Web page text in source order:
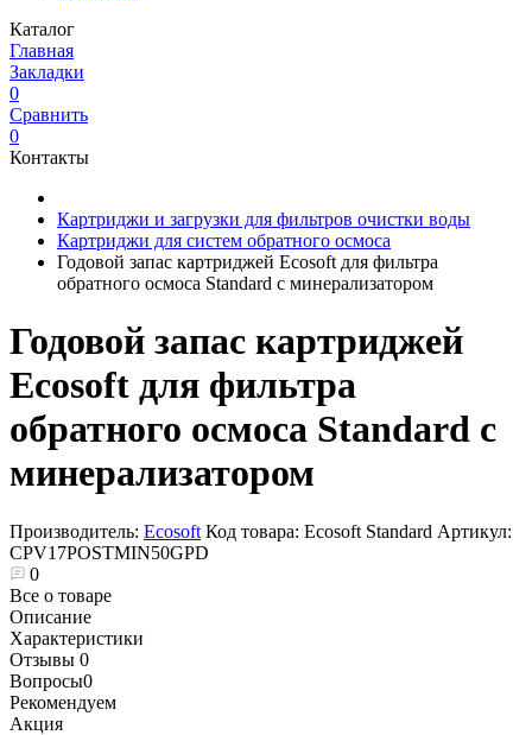
Каталог
Главная
Закладки
0
Сравнить
0
Контакты
Картриджи и загрузки для фильтров очистки воды
Картриджи для систем обратного осмоса
Годовой запас картриджей Ecosoft для фильтра
обратного осмоса Standard с минерализатором
Годовой запас картриджей
Ecosoft для фильтра
обратного осмоса Standard с
минерализатором
Производитель: Ecosoft Код товара: Ecosoft Standard Артикул:
CPV17POSTMIN50GPD
0
Все о товаре
Описание
Характеристики
Отзывы 0
Вопросы0
Рекомендуем
Акция